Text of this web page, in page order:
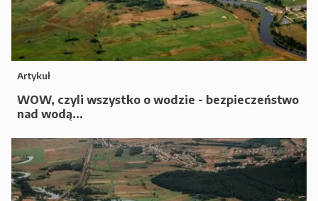
Artykuł
WOW, czyli wszystko o wodzie - bezpieczeństwo
nad wodą...